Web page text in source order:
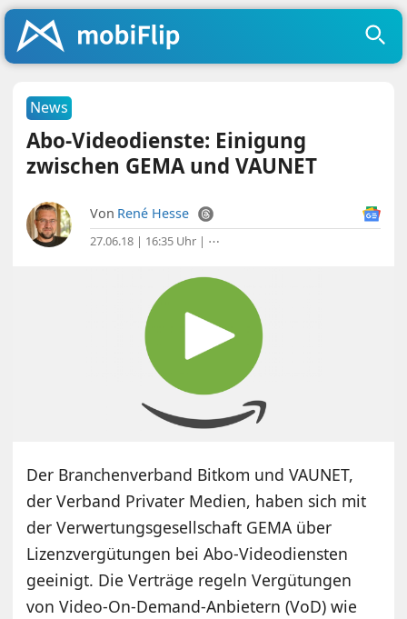
News
Abo-Videodienste: Einigung
zwischen GEMA und VAUNET
Von René Hesse
27.06.18 | 16:35 Uhr | ⋯
Der Branchenverband Bitkom und VAUNET,
der Verband Privater Medien, haben sich mit
der Verwertungsgesellschaft GEMA über
Lizenzvergütungen bei Abo-Videodiensten
geeinigt. Die Verträge regeln Vergütungen
von Video-On-Demand-Anbietern (VoD) wie